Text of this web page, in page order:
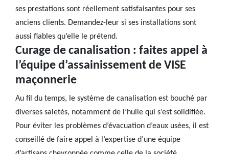
ses prestations sont réellement satisfaisantes pour ses
anciens clients. Demandez-leur si ses installations sont
aussi fiables qu’elle le prétend.
Curage de canalisation : faites appel à
l’équipe d’assainissement de VISE
maçonnerie
Au fil du temps, le système de canalisation est bouché par
diverses saletés, notamment de l’huile qui s’est solidifiée.
Pour éviter les problèmes d’évacuation d’eaux usées, il est
conseillé de faire appel à l’expertise d’une équipe